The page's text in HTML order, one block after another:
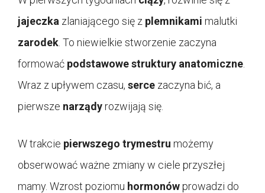
jajeczka zlaniającego się z plemnikami malutki
zarodek . To niewielkie stworzenie zaczyna
formować podstawowe struktury anatomiczne
Wraz z upływem czasu, serce zaczyna bić, a
pierwsze narządyrozwijają się.
W trakcie pierwszego trymestru możemy
obserwować ważne zmiany w ciele przyszłej
mamy. Wzrost poziomu hormonówprowadzi do